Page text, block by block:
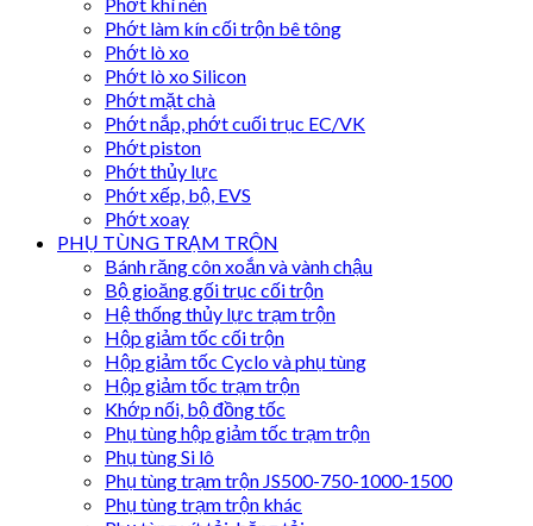
Phớt làm kín cối trộn bê tông
Phớt lò xo
Phớt lò xo Silicon
Phớt mặt chà
Phớt nắp, phớt cuối trục EC/VK
Phớt piston
Phớt thủy lực
Phớt xếp, bộ, EVS
Phớt xoay
PHỤ TÙNG TRẠM TRỘN
Bánh răng côn xoắn và vành chậu
Bộ gioăng gối trục cối trộn
Hệ thống thủy lực trạm trộn
Hộp giảm tốc cối trộn
Hộp giảm tốc Cyclo và phụ tùng
Hộp giảm tốc trạm trộn
Khớp nối, bộ đồng tốc
Phụ tùng hộp giảm tốc trạm trộn
Phụ tùng Si lô
Phụ tùng trạm trộn JS500-750-1000-1500
Phụ tùng trạm trộn khác